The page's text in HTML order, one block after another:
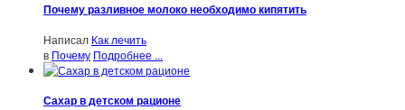
Почему разливное молоко необходимо кипятить
Написал Как лечить
в Почему Подробнее ...
Сахар в детском рационе